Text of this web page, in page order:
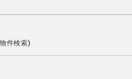
件検索)